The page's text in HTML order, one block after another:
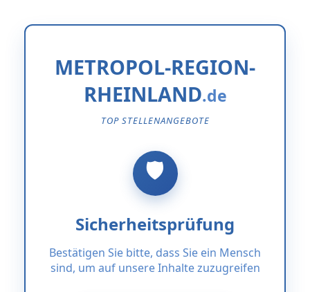
METROPOL-REGION-
RHEINLAND
TOP STELLENANGEBOTE
Sicherheitsprüfung
Bestätigen Sie bitte, dass Sie ein Mensch
sind, um auf unsere Inhalte zuzugreifen